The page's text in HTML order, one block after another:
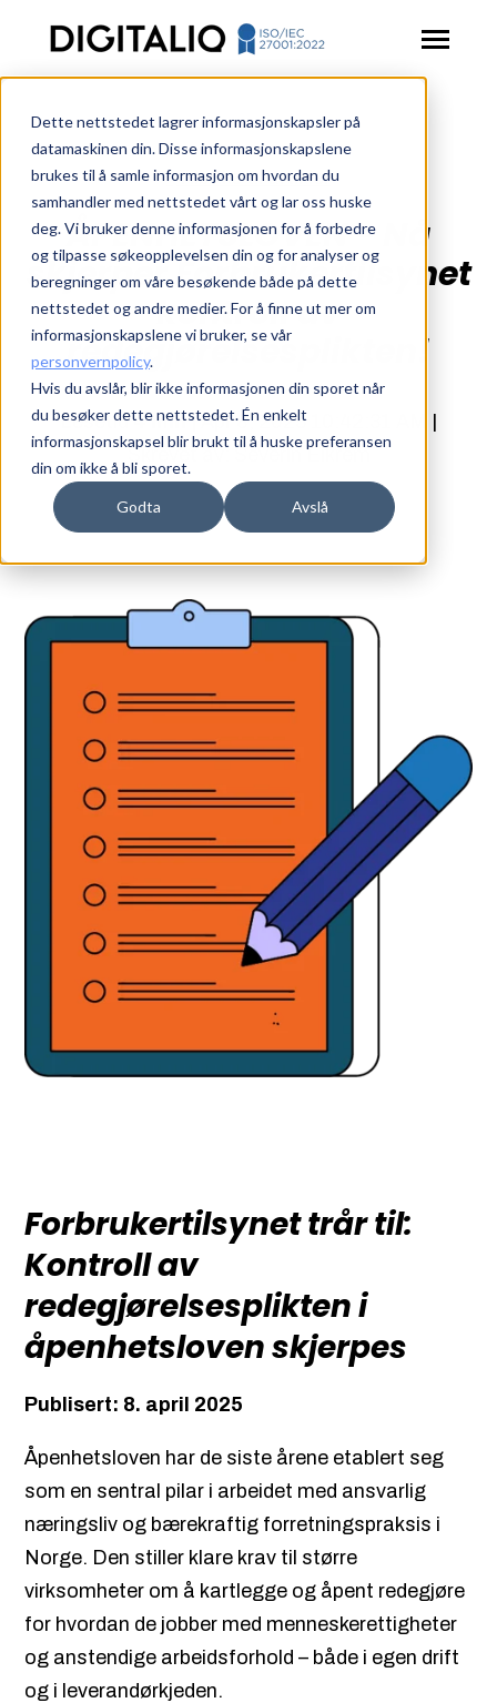
Dette nettstedet lagrer informasjonskapsler på
datamaskinen din. Disse informasjonskapslene
brukes til å samle informasjon om hvordan du
samhandler med nettstedet vårt og lar oss huske
deg. Vi bruker denne informasjonen for å forbedre
og tilpasse søkeopplevelsen din og for analyser og
beregninger om våre besøkende både på dette
nettstedet og andre medier. For å finne ut mer om
informasjonskapslene vi bruker, se vår
personvernpolicy.
Hvis du avslår, blir ikke informasjonen din sporet når
du besøker dette nettstedet. Én enkelt
informasjonskapsel blir brukt til å huske preferansen
din om ikke å bli sporet.
Godta Avslå
CONTENT
Toggle
LøsningerToggle
children
for
Løsninger
Artikler
Ressurser
Toggle
children
for
Kontakt oss
Login
Book en demo
Tilbake til artikler
ÅPENHETSLOVEN - Nå
skjerper Forbrukertilsynet
kontroll av
redegjørelsesplikten!
Lesetid4 min| Apr 8, 2025 10:42:31 AM |
Skrevet av: Severin Eikrem
Forbrukertilsynet trår til:
Kontroll av
redegjørelsesplikten i
åpenhetsloven skjerpes
Publisert: 8. april 2025
Åpenhetsloven har de siste årene etablert seg
som en sentral pilar i arbeidet med ansvarlig
næringsliv og bærekraftig forretningspraksis i
Norge. Den stiller klare krav til større
virksomheter om å kartlegge og åpent redegjøre
for hvordan de jobber med menneskerettigheter
og anstendige arbeidsforhold – både i egen drift
og i leverandørkjeden.